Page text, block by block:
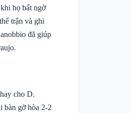
họ bất ngờ
trận và ghi
đã giúp
cho D.
bàn gỡ hòa 2-2